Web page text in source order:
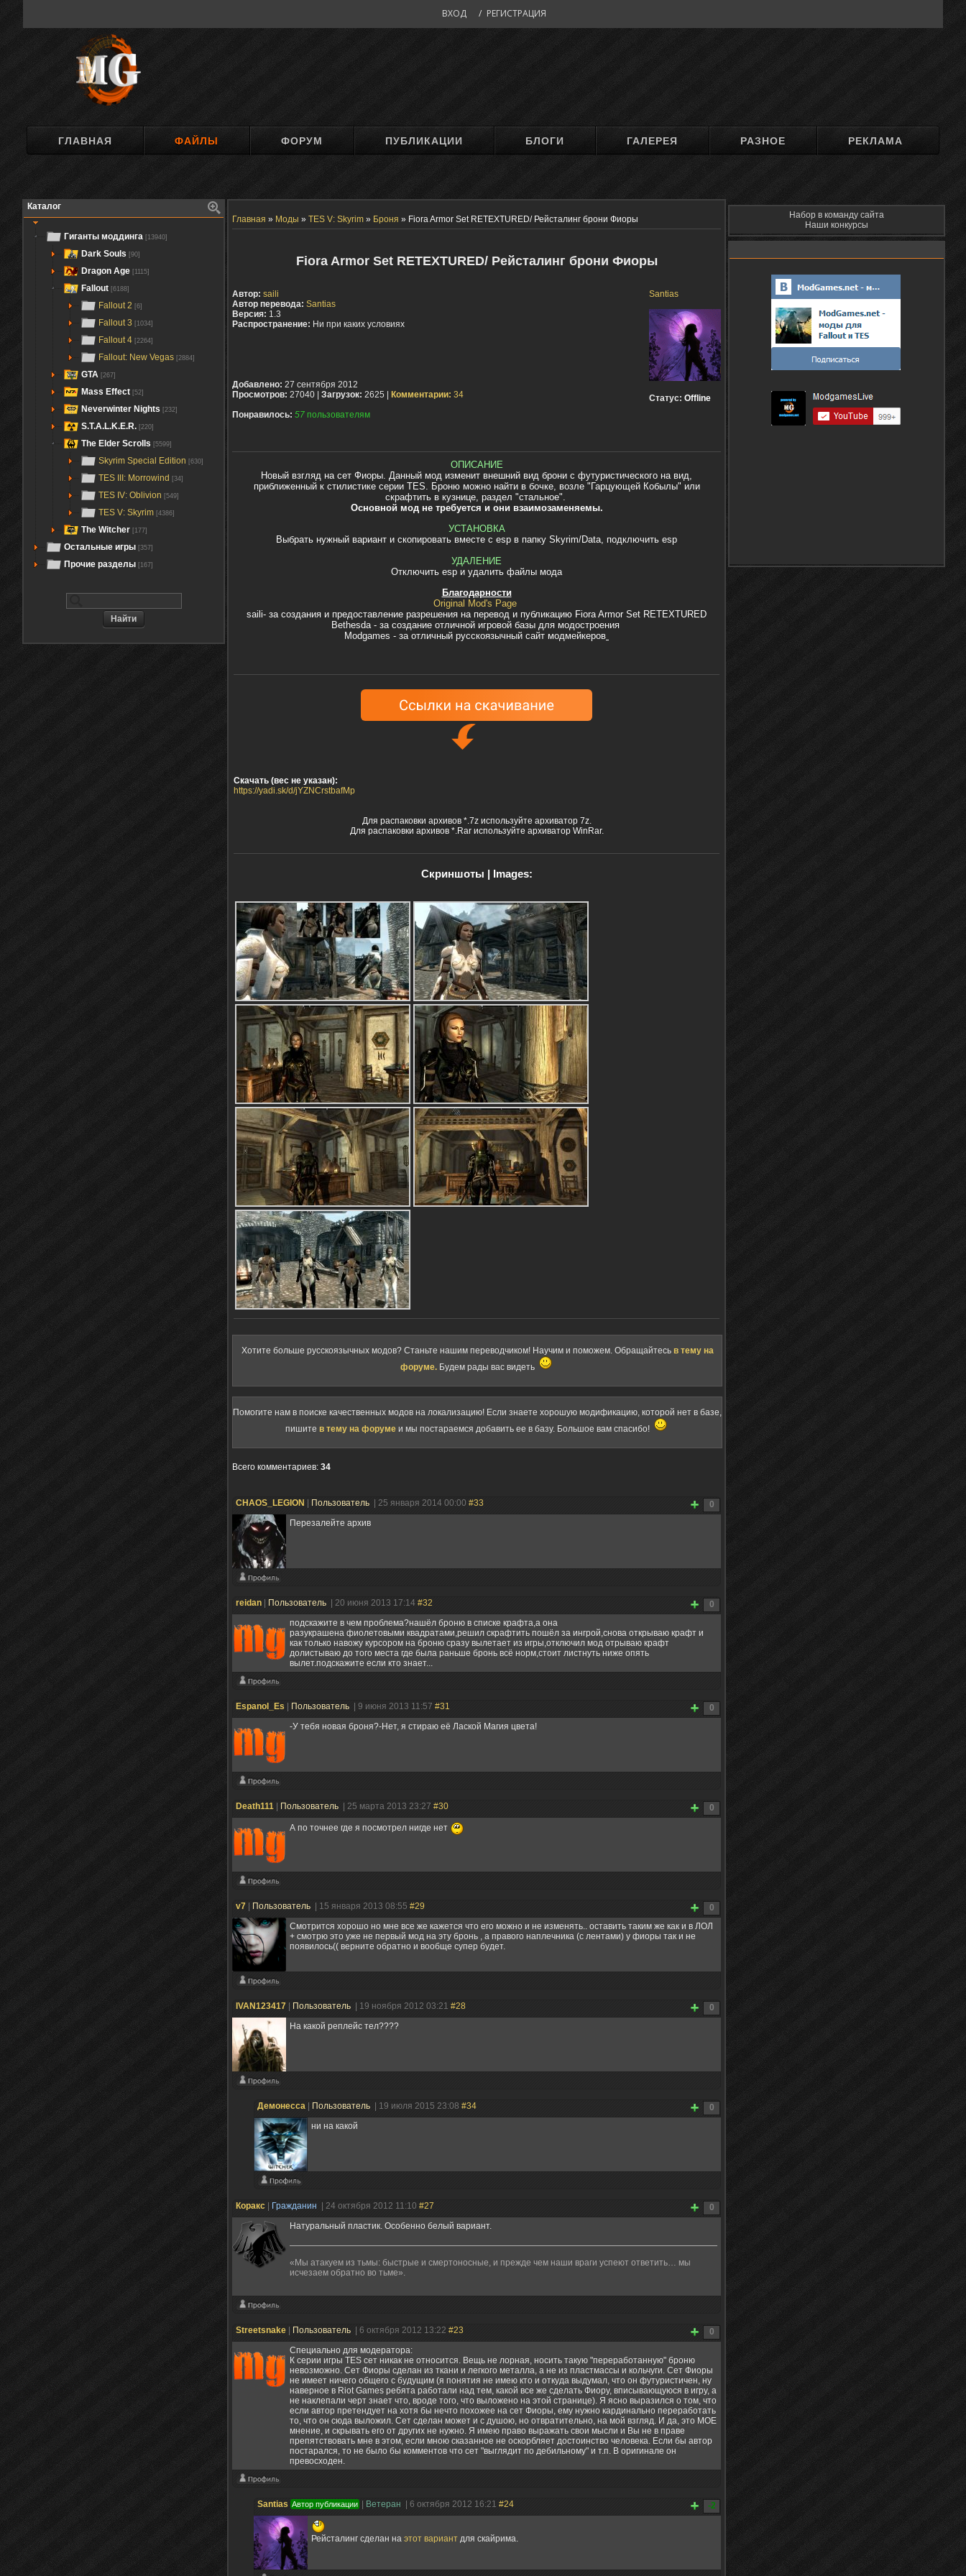
ВХОД / РЕГИСТРАЦИЯ
ГЛАВНАЯ ФАЙЛЫ ФОРУМ ПУБЛИКАЦИИ БЛОГИ ГАЛЕРЕЯ РАЗНОЕ РЕКЛАМА
Каталог
Гиганты моддинга [13940]
Dark Souls [90]
Dragon Age [1115]
Fallout [6188]
Fallout 2 [6]
Fallout 3 [1034]
Fallout 4 [2264]
Fallout: New Vegas [2884]
GTA [267]
Mass Effect [52]
Neverwinter Nights [232]
S.T.A.L.K.E.R. [220]
The Elder Scrolls [5599]
Skyrim Special Edition [630]
TES III: Morrowind [34]
TES IV: Oblivion [549]
TES V: Skyrim [4386]
The Witcher [177]
Остальные игры [357]
Прочие разделы [167]
Главная » Моды » TES V: Skyrim » Броня » Fiora Armor Set RETEXTURED/ Рейсталинг брони Фиоры
Fiora Armor Set RETEXTURED/ Рейсталинг брони Фиоры
Santias
Статус: Offline
Автор: saili
Автор перевода: Santias
Версия: 1.3
Распространение: Ни при каких условиях
Добавлено: 27 сентября 2012
Просмотров: 27040 | Загрузок: 2625 | Комментарии: 34
Понравилось: 57 пользователям
ОПИСАНИЕ
Новый взгляд на сет Фиоры. Данный мод изменит внешний вид брони с футуристического на вид,
приближенный к стилистике серии TES. Броню можно найти в бочке, возле "Гарцующей Кобылы" или
скрафтить в кузнице, раздел "стальное".
Основной мод не требуется и они взаимозаменяемы.
УСТАНОВКА
Выбрать нужный вариант и скопировать вместе с esp в папку Skyrim/Data, подключить esp
УДАЛЕНИЕ
Отключить esp и удалить файлы мода
Благодарности
Original Mod's Page
saili- за создания и предоставление разрешения на перевод и публикацию Fiora Armor Set RETEXTURED
Bethesda - за создание отличной игровой базы для модостроения
Modgames - за отличный русскоязычный сайт модмейкеров
Скачать (вес не указан):
https://yadi.sk/d/jYZNCrstbafMp
Для распаковки архивов *.7z используйте архиватор 7z.
Для распаковки архивов *.Rar используйте архиватор WinRar.
Скриншоты | Images:
Хотите больше русскоязычных модов? Станьте нашим переводчиком! Научим и поможем. Обращайтесь в тему на
форуме. Будем рады вас видеть
Помогите нам в поиске качественных модов на локализацию! Если знаете хорошую модификацию, которой нет в базе,
пишите в тему на форуме и мы постараемся добавить ее в базу. Большое вам спасибо!
Всего комментариев: 34
0
CHAOS_LEGION Пользователь | 25 января 2014 00:00 #33
Перезалейте архив
0
reidan Пользователь | 20 июня 2013 17:14 #32
подскажите в чем проблема?нашёл броню в списке крафта,а она
разукрашена фиолетовыми квадратами,решил скрафтить пошёл за ингрой,снова открываю крафт и
как только навожу курсором на броню сразу вылетает из игры,отключил мод отрываю крафт
долистываю до того места где была раньше бронь всё норм,стоит листнуть ниже опять
вылет.подскажите если кто знает...
0
Espanol_Es Пользователь | 9 июня 2013 11:57 #31
-У тебя новая броня?-Нет, я стираю её Лаской Магия цвета!
0
Death111 Пользователь | 25 марта 2013 23:27 #30
А по точнее где я посмотрел нигде нет
0
v7 Пользователь | 15 января 2013 08:55 #29
Смотрится хорошо но мне все же кажется что его можно и не изменять.. оставить таким же как и в ЛОЛ
+ смотрю это уже не первый мод на эту бронь , а правого наплечника (с лентами) у фиоры так и не
появилось(( верните обратно и вообще супер будет.
0
IVAN123417 Пользователь | 19 ноября 2012 03:21 #28
На какой реплейс тел????
0
Демонесса Пользователь | 19 июля 2015 23:08 #34
ни на какой
0
Коракс Гражданин | 24 октября 2012 11:10 #27
Натуральный пластик. Особенно белый вариант.
«Мы атакуем из тьмы: быстрые и смертоносные, и прежде чем наши враги успеют ответить… мы
исчезаем обратно во тьме».
0
Streetsnake Пользователь | 6 октября 2012 13:22 #23
Специально для модератора:
К серии игры TES сет никак не относится. Вещь не лорная, носить такую "переработанную" броню
невозможно. Сет Фиоры сделан из ткани и легкого металла, а не из пластмассы и кольчуги. Сет Фиоры
не имеет ничего общего с будущим (я понятия не имею кто и откуда выдумал, что он футуристичен, ну
наверное в Riot Games ребята работали над тем, какой все же сделать Фиору, вписывающуюся в игру, а
не наклепали черт знает что, вроде того, что выложено на этой странице). Я ясно выразился о том, что
если автор претендует на хотя бы нечто похожее на сет Фиоры, ему нужно кардинально переработать
то, что он сюда выложил. Сет сделан может и с душою, но отвратительно, на мой взгляд. И да, это МОЕ
мнение, и скрывать его от других не нужно. Я имею право выражать свои мысли и Вы не в праве
препятствовать мне в этом, если мною сказанное не оскорбляет достоинство человека. Если бы автор
постарался, то не было бы комментов что сет "выглядит по дебильному" и т.п. В оригинале он
превосходен.
-2
Santias Автор публикации Ветеран | 6 октября 2012 16:21 #24
Рейсталинг сделан на этот вариант для скайрима.
Набор в команду сайта
Наши конкурсы